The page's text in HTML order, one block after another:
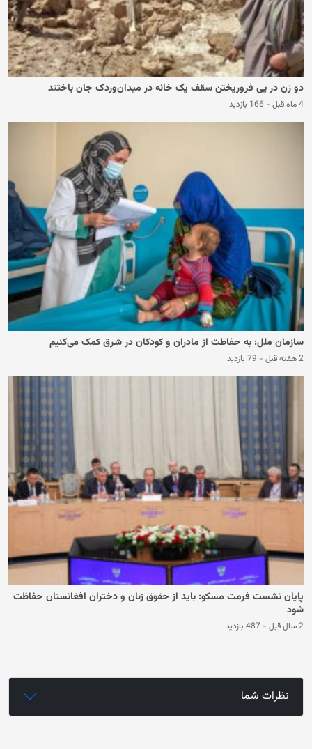
دو زن در پی فروریختن سقف یک خانه در میدان‌وردک جان باختند
4 ماه قبل - 166 بازدید
سازمان ملل: به حفاظت از مادران و کودکان در شرق کمک می‌کنیم
2 هفته قبل - 79 بازدید
پایان نشست فرمت مسکو: باید از حقوق زنان و دختران افغانستان حفاظت
شود
2 سال قبل - 487 بازدید
نظرات شما